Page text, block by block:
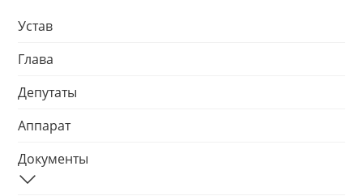
Устав
Глава
Депутаты
Аппарат
Документы